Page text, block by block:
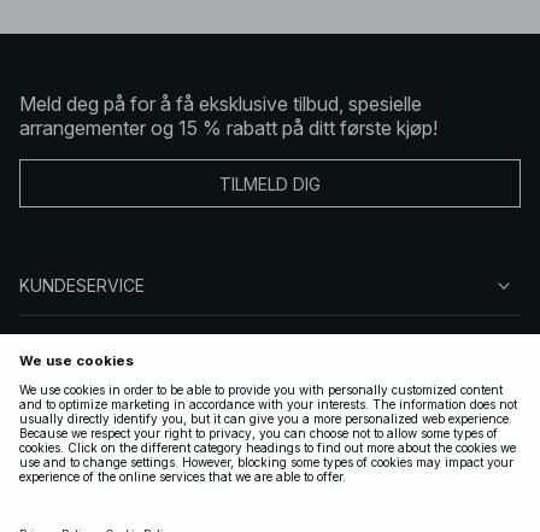
Meld deg på for å få eksklusive tilbud, spesielle
arrangementer og 15 % rabatt på ditt første kjøp!
TILMELD DIG
KUNDESERVICE
FØLG OSS
LOVLIG